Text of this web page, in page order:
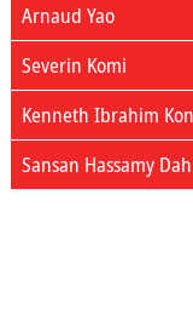
Arnaud Yao
Severin Komi
Kenneth Ibrahim
Sansan Hassamy Dah